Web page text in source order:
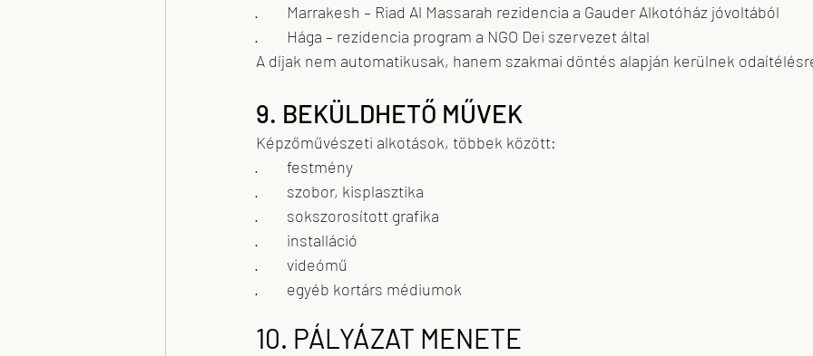
·        Marrakesh – Riad Al Massarah rezidencia a Gauder Alkotóház jóvoltából
·        Hága – rezidencia program a NGO Dei szervezet által
A díjak nem automatikusak, hanem szakmai döntés alapján kerülnek
9. BEKÜLDHETŐ MŰVEK
Képzőművészeti alkotások, többek között:
·        festmény
·        szobor, kisplasztika
·        sokszorosított grafika
·        installáció
·        videómű
·        egyéb kortárs médiumok
10. PÁLYÁZAT MENETE